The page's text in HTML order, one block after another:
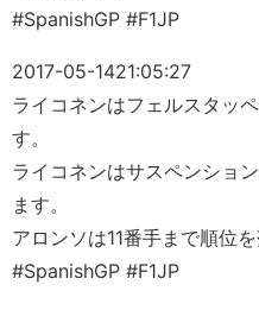
#SpanishGP #F1JP
2017-05-1421:05:27
ライコネンはフェルスタッ
す。
ライコネンはサスペンショ
ます。
アロンソは11番手まで順位
#SpanishGP #F1JP